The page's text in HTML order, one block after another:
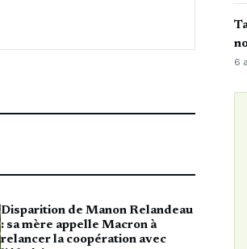
Disparition de Manon Relandeau
: sa mère appelle Macron à
relancer la coopération avec
6